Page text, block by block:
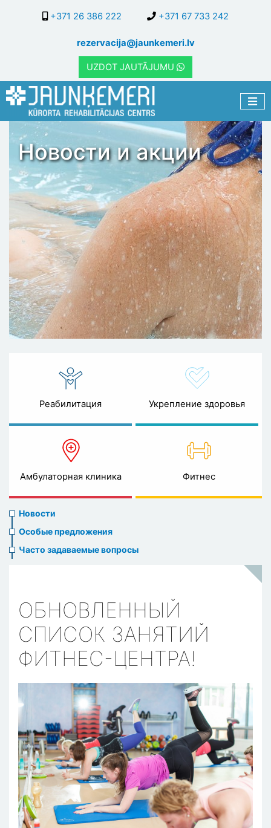
основному
содержанию
+371 26 386 222 +371 67 733 242
rezervacija@jaunkemeri.lv
UZDOT JAUTĀJUMU
Новости и акции
Реабилитация Укрепление здоровья
Амбулаторная клиника Фитнес
News
menu
Новости
Особые предложения
Часто задаваемые вопросы
ОБНОВЛЕННЫЙ
СПИСОК ЗАНЯТИЙ
ФИТНЕС-ЦЕНТРА!